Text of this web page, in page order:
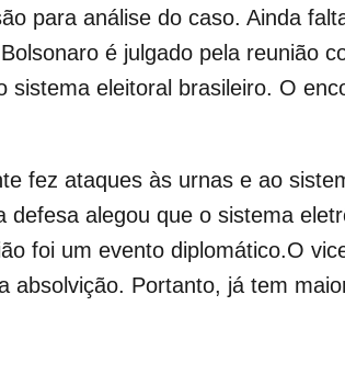
para análise do caso. Ainda
é julgado pela reunião
sistema eleitoral brasileiro. O
fez ataques às urnas e ao
alegou que o sistema
foi um evento diplomático.O
absolvição. Portanto, já tem